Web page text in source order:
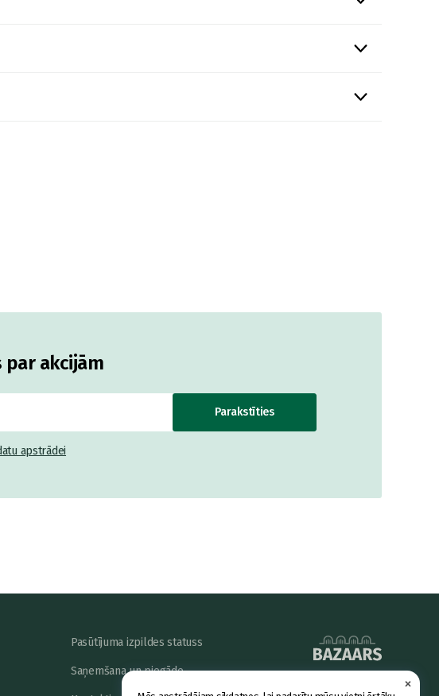
×
par akcijām
Parakstīties
apstrādei
Pasūtījuma izpildes statuss
Saņemšana un piegāde